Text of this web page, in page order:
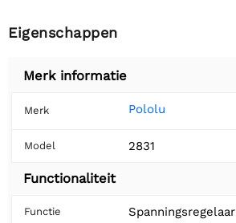
Eigenschappen
Merk informatie
Merk Pololu
Model 2831
Functionaliteit
Functie Spanningsregelaar